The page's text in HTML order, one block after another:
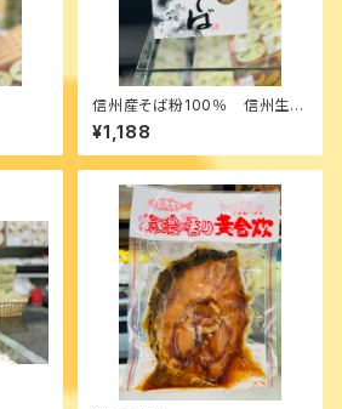
信州産そば粉100％ 信州生そ
ば
¥1,188